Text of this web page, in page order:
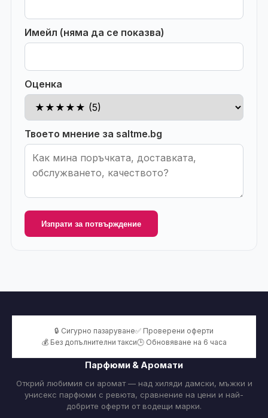
Имейл (няма да се показва)
Оценка
Твоето мнение за saltme.bg
Изпрати за потвърждение
🔒 Сигурно пазаруване✅ Проверени оферти
💰 Без допълнителни такси🕒 Обновяване на 6 часа
Парфюми & Аромати
Открий любимия си аромат — над хиляди дамски, мъжки и
унисекс парфюми с ревюта, сравнение на цени и най-
добрите оферти от водещи марки.